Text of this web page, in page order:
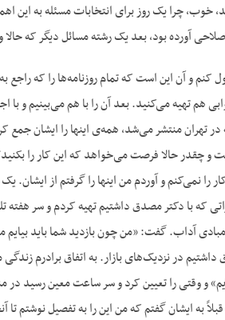
چرا یک روز برای انتخابات مسئله به این
آورده بود، بعد یک رشته مسائل دیگر که حالا
و آن این است که تمام روزنامه‌ها را که راجع
هم تهیه می‌کنید. بعد آن را با هم می‌بینیم و
تهران منتشر می‌شد، همه‌ی اینها را ایشان جمع
و چقدر حالا فرصت می‌خواهد که این کار را
و آوردم من اینها را گرفتم از ایشان.
که با دکتر مصدق داشتیم تهیه کردم و سر
آداب. گفت: «من چون بازدید شما باید بیایم من
در نزدیک‌های بازار. به اتفاق برادرم
وقتی را تعیین کرد و سر ساعت معین رسید در
به ایشان گفتم که من این را به تفصیل نوشتم